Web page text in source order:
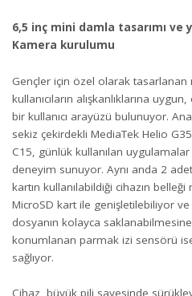
6,5 inç mini damla tasarımı
Kamera kurulumu
Gençler için özel olarak tasarlanan
kullanıcıların alışkanlıklarına
bir kullanıcı arayüzü bulunuyor.
sekiz çekirdekli MediaTek Helio
C15, günlük kullanılan
deneyim sunuyor. Aynı anda 2
kartın kullanılabildiği cihazın
MicroSD kart ile genişletilebiliyor
dosyanın kolayca
konumlanan parmak izi sensörü
sağlıyor.
Cihaz, büyük pili sayesinde